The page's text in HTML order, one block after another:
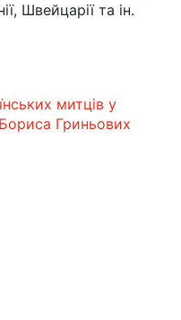
Швейцарії та ін.
митців у
Гриньових